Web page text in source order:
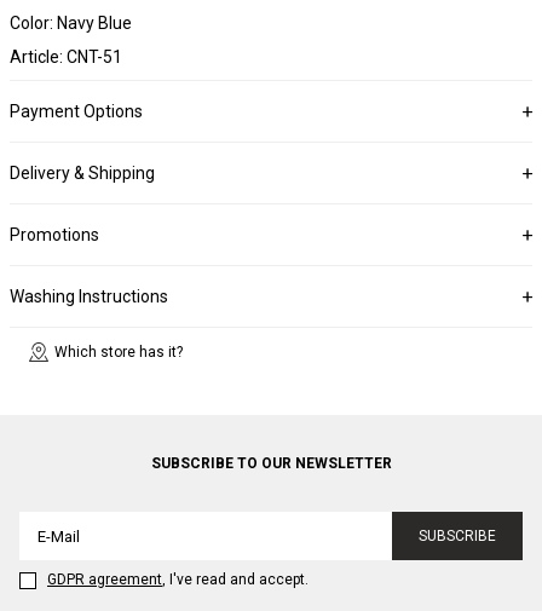
Color: Navy Blue
Article: CNT-51
Payment Options
Delivery & Shipping
Promotions
Washing Instructions
Which store has it?
SUBSCRIBE TO OUR NEWSLETTER
SUBSCRIBE
GDPR agreement, I've read and accept.